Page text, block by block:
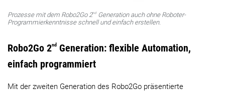
Prozesse mit dem Robo2Go 2nd Generation auch ohne Roboter-
Programmierkenntnisse schnell und einfach erstellen.
Robo2Go 2nd
Generation: flexible Automation,
einfach programmiert
Mit der zweiten Generation des Robo2Go präsentierte